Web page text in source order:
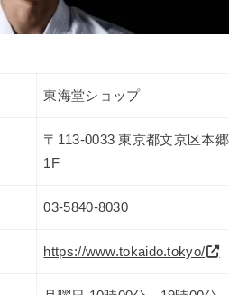
東海堂ショップ
〒113-0033 東京都文京区本
1F
03-5840-8030
https://www.tokaido.tokyo/